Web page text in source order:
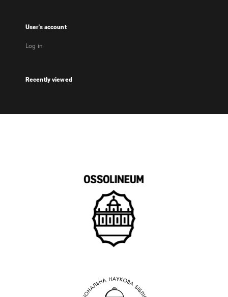
User's account
Log in
Recently viewed